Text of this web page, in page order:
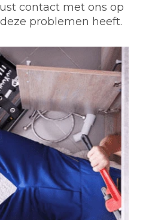
contact met ons op
problemen heeft.